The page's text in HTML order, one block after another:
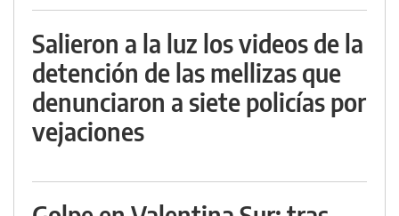
Salieron a la luz los videos de la
detención de las mellizas que
denunciaron a siete policías por
vejaciones